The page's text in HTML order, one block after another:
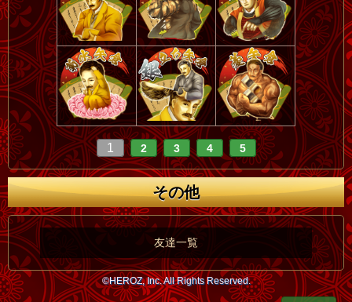
1 2 3 4 5
その他
友達一覧
©HEROZ, Inc. All Rights Reserved.